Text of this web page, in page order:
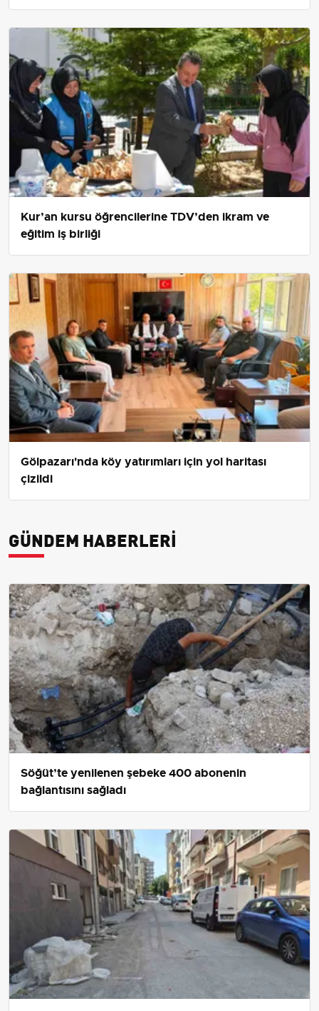
Kur’an kursu öğrencilerine TDV’den ikram ve
eğitim iş birliği
Gölpazarı'nda köy yatırımları için yol haritası
çizildi
GÜNDEM HABERLERI
Söğüt’te yenilenen şebeke 400 abonenin
bağlantısını sağladı